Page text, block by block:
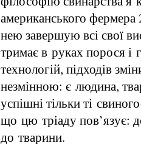
американського фермера
нею завершую всі свої
тримає в руках порося і
технологій, підходів
незмінною: є людина,
успішні тільки ті
що цю тріаду пов’язує:
до тварини.